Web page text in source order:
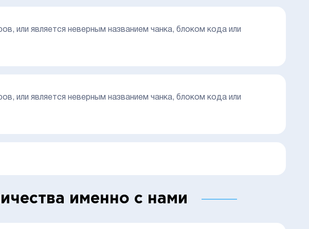
или является неверным названием чанка, блоком кода или
или является неверным названием чанка, блоком кода или
именно с нами